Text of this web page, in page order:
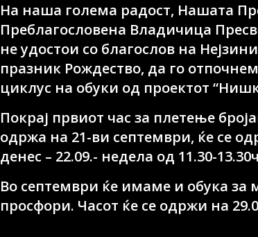
На наша голема радост, Нашата
Преблагословена Владичица
не удостои со благослов на
празник Рождество, да го
циклус на обуки од проектот
Покрај првиот час за плетење
одржа на 21-ви септември, ќе се
денес – 22.09.- недела од 11.30-
Во септември ќе имаме и обука за
просфори. Часот ќе се одржи на